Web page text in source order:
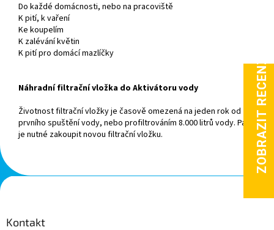
Do každé domácnosti, nebo na pracoviště
K pití, k vaření
Ke koupelím
K zalévání květin
K pití pro domácí mazlíčky
Náhradní filtrační vložka do Aktivátoru vody
Životnost filtrační vložky je časově omezená na jeden rok od
prvního spuštění vody, nebo profiltrováním 8.000 litrů vody. Pak
je nutné zakoupit novou filtrační vložku.
Z
á
Kontakt